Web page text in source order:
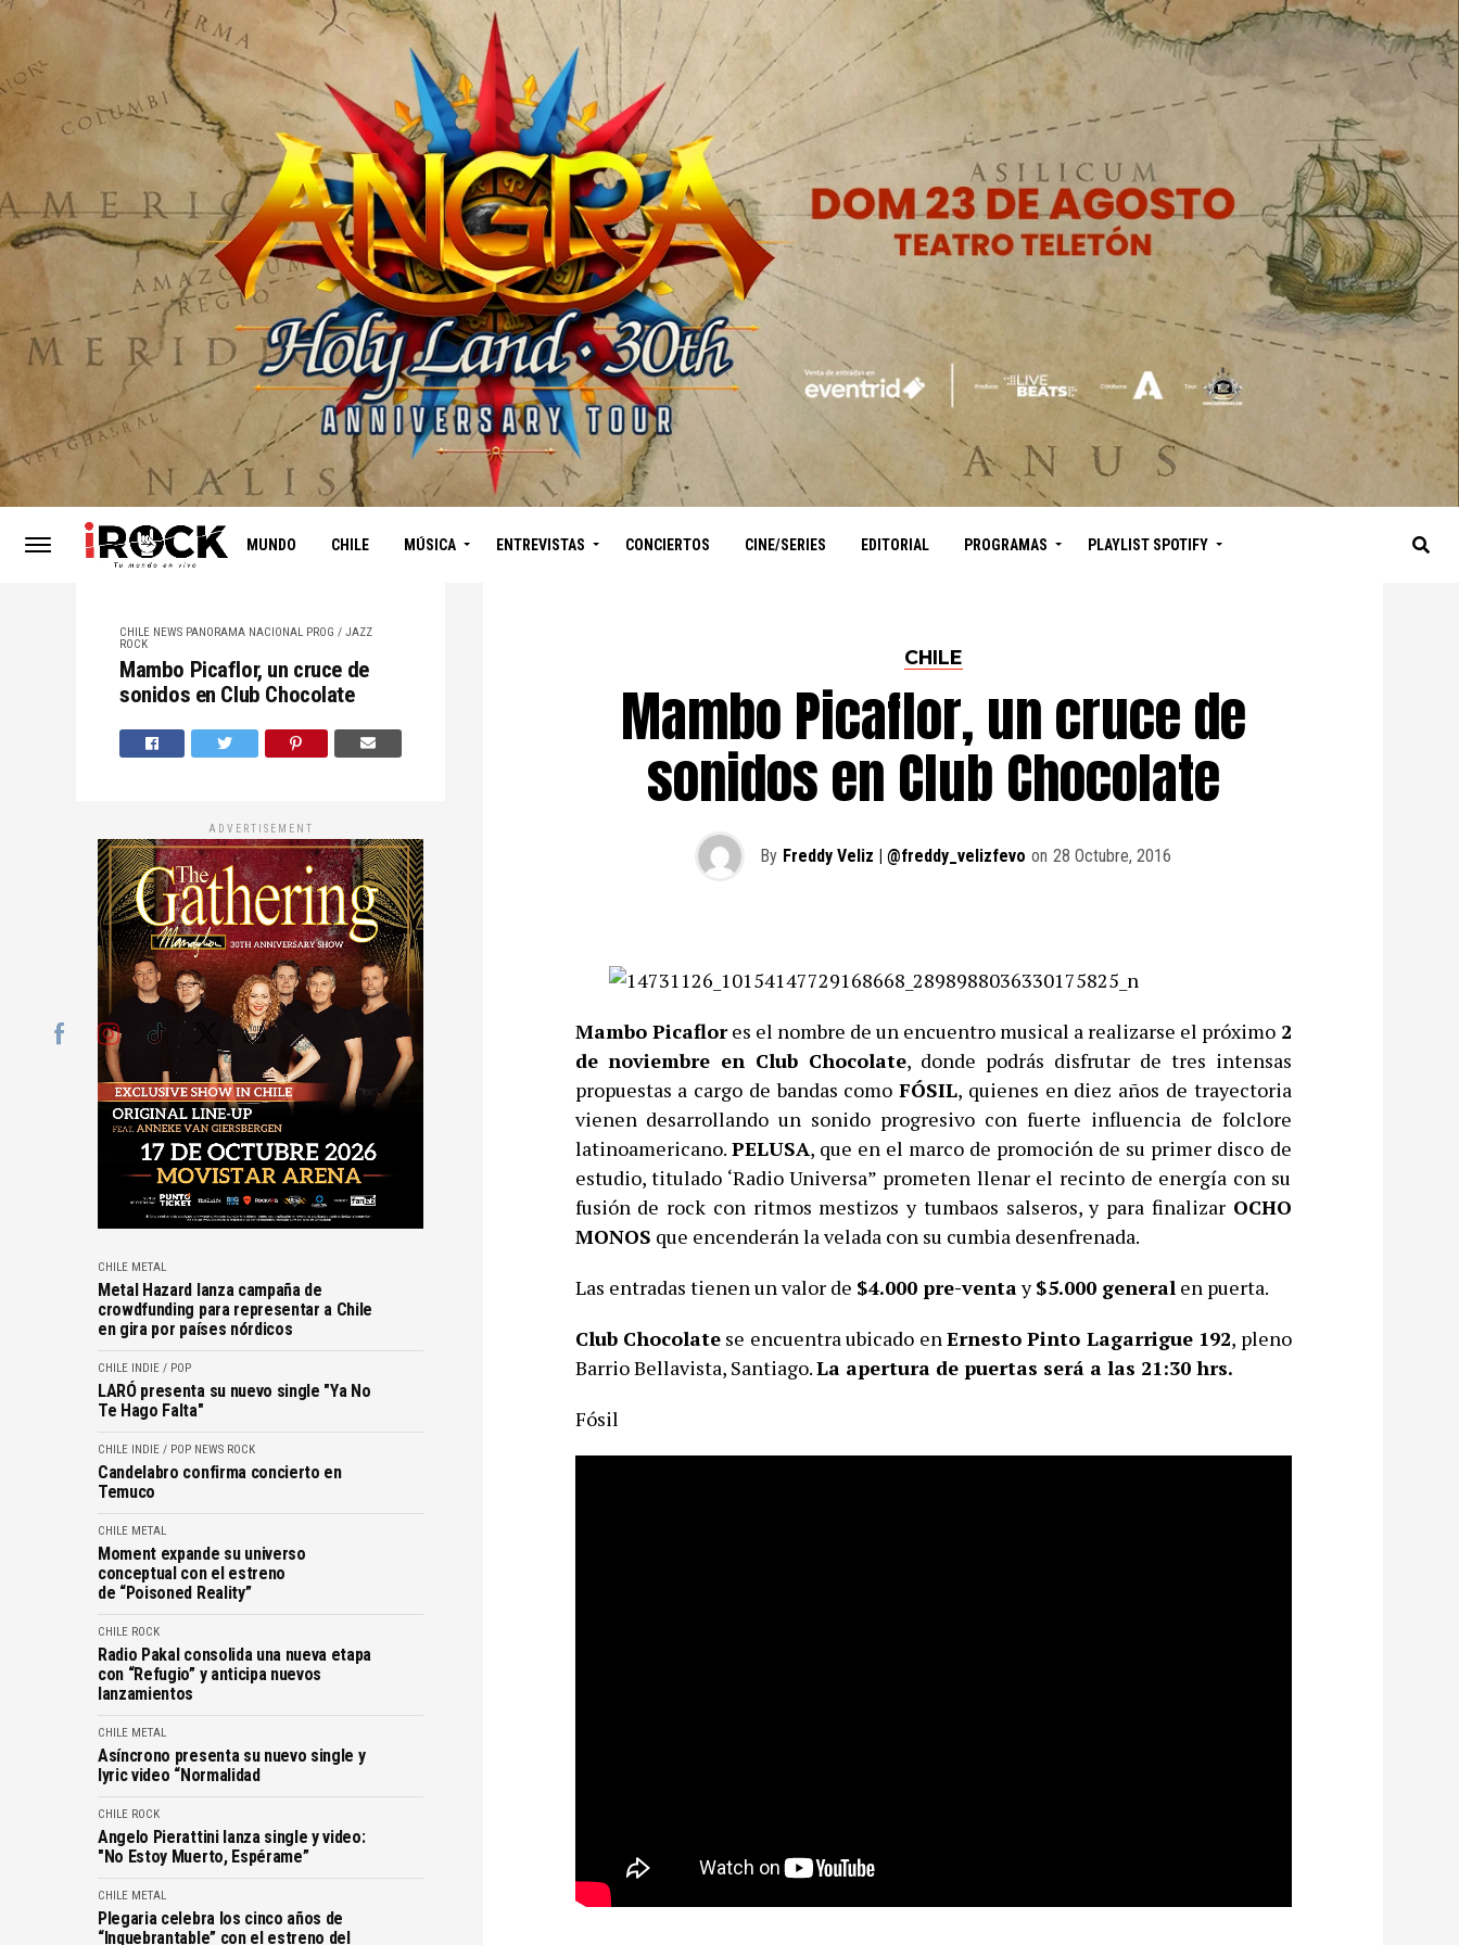
MUNDO CHILE MÚSICA ENTREVISTAS CONCIERTOS CINE/SERIES EDITORIAL PROGRAMAS PLAYLIST SPOTIFY
CHILE NEWS PANORAMA NACIONAL PROG / JAZZ
ROCK
Mambo Picaflor, un cruce de
sonidos en Club Chocolate
ADVERTISEMENT
CHILE METAL
Metal Hazard lanza campaña de
crowdfunding para representar a Chile
en gira por países nórdicos
CHILE INDIE / POP
LARÓ presenta su nuevo single "Ya No
Te Hago Falta"
CHILE INDIE / POP NEWS ROCK
Candelabro confirma concierto en
Temuco
CHILE METAL
Moment expande su universo
conceptual con el estreno
de “Poisoned Reality”
CHILE ROCK
Radio Pakal consolida una nueva etapa
con “Refugio” y anticipa nuevos
lanzamientos
CHILE METAL
Asíncrono presenta su nuevo single y
lyric video “Normalidad
CHILE ROCK
Angelo Pierattini lanza single y video:
"No Estoy Muerto, Espérame”
CHILE METAL
Plegaria celebra los cinco años de
“Inquebrantable” con el estreno del
CHILE
Mambo Picaflor, un cruce de
sonidos en Club Chocolate
By Freddy Veliz | @freddy_velizfevo on 28 Octubre, 2016
Mambo Picaflores el nombre de un encuentro musical a realizarse el próximo 2
de noviembre en Club Chocolate, donde podrás disfrutar de tres intensas
propuestas a cargo de bandas como FÓSIL, quienes en diez años de trayectoria
vienen desarrollando un sonido progresivo con fuerte influencia de folclore
latinoamericano. PELUSA, que en el marco de promoción de su primer disco de
estudio, titulado ‘Radio Universa” prometen llenar el recinto de energía con su
fusión de rock con ritmos mestizos y tumbaos salseros, y para finalizar OCHO
MONOS que encenderán la velada con su cumbia desenfrenada.
Las entradas tienen un valor de $4.000 pre-ventay$5.000 general en puerta.
Club Chocolatese encuentra ubicado en Ernesto Pinto Lagarrigue 192, pleno
Barrio Bellavista, Santiago.La apertura de puertas será a las 21:30 hrs.
Fósil